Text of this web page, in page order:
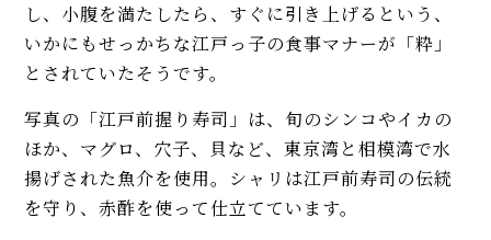
し、小腹を満たしたら、すぐに引き上げるという、
いかにもせっかちな江戸っ子の食事マナーが「粋」
とされていたそうです。
写真の「江戸前握り寿司」は、旬のシンコやイカの
ほか、マグロ、穴子、貝など、東京湾と相模湾で水
揚げされた魚介を使用。シャリは江戸前寿司の伝統
を守り、赤酢を使って仕立てています。